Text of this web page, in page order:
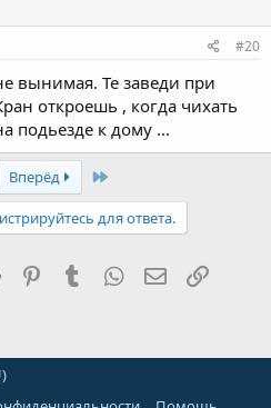
#20
вынимая. Те заведи при
откроешь , когда чихать
подьезде к дому ...
Вперёд Last
для ответа.
Reddit PinterestTumblr WhatsApp Ссылка